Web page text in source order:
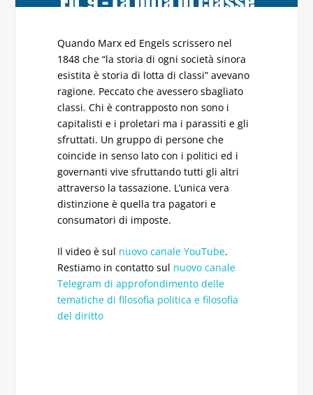
Quando Marx ed Engels scrissero nel
1848 che “la storia di ogni società sinora
esistita è storia di lotta di classi” avevano
ragione. Peccato che avessero sbagliato
classi. Chi è contrapposto non sono i
capitalisti e i proletari ma i parassiti e gli
sfruttati. Un gruppo di persone che
coincide in senso lato con i politici ed i
governanti vive sfruttando tutti gli altri
attraverso la tassazione. L’unica vera
distinzione è quella tra pagatori e
consumatori di imposte.
Il video è sul nuovo canale YouTube.
Restiamo in contatto sul nuovo canale
Telegram di approfondimento delle
tematiche di filosofia politica e filosofia
del diritto